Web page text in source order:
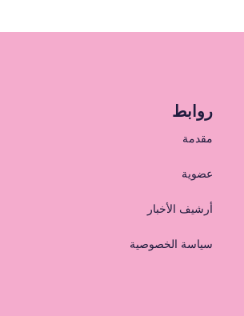
روابط
مقدمة
عضوية
أرشيف الأخبار
سياسة الخصوصية